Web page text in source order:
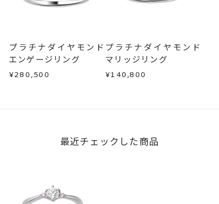
サイズ#5以上は、16文字まで刻印
刻印字体
文字タイプA、文字タイプB、文字
タイプCよりお選びいただけま
不良品の場合、またはご注文のお品と異なる場合
はお問い合わせフォームよりご連絡ください。
この場合の返送料は弊社にて負担いたしますの
で、着払いにてご返送ください。
詳細はこちら
プラチナダイヤモンド
エンゲージリング
¥280,500
プラチナダイヤモンド
マリッジリング
¥140,800
最近チェックした商品